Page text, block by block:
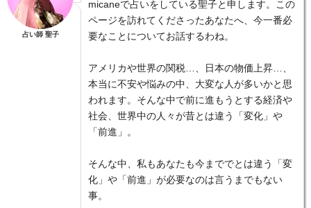
占い師 聖子
micaneで占いをしている聖子と申します。この
ページを訪れてくださったあなたへ、今一番必
要なことについてお話するわね。
アメリカや世界の関税…、日本の物価上昇…、
本当に不安や悩みの中、大変な人が多いかと思
われます。そんな中で前に進もうとする経済や
社会、世界中の人々が昔とは違う「変化」や
「前進」。
そんな中、私もあなたも今まででとは違う「変
化」や「前進」が必要なのは言うまでもない
事。